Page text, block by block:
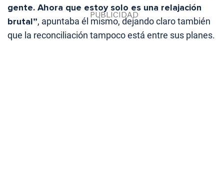
gente. Ahora que estoy solo es una relajación
brutal”, apuntaba él mismo, dejando claro también
que la reconciliación tampoco está entre sus planes.